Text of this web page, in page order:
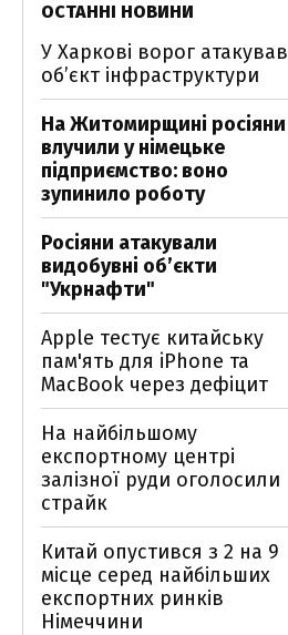
ОСТАННІ НОВИНИ
У Харкові ворог атакував
обʼєкт інфраструктури
На Житомирщині росіяни
влучили у німецьке
підприємство: воно
зупинило роботу
Росіяни атакували
видобувні обʼєкти
"Укрнафти"
Apple тестує китайську
пам'ять для iPhone та
MacBook через дефіцит
На найбільшому
експортному центрі
залізної руди оголосили
страйк
Китай опустився з 2 на 9
місце серед найбільших
експортних ринків
Німеччини